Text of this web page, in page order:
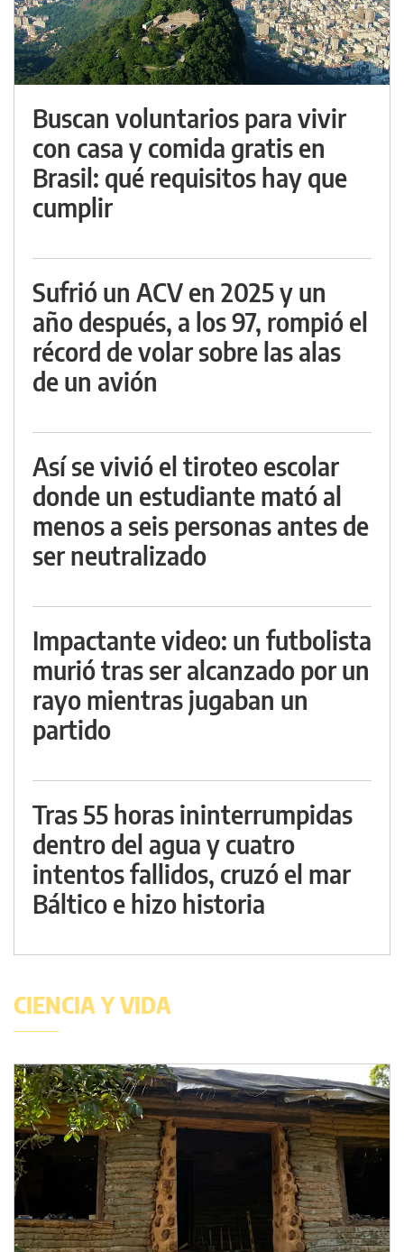
Buscan voluntarios para vivir
con casa y comida gratis en
Brasil: qué requisitos hay que
cumplir
Sufrió un ACV en 2025 y un
año después, a los 97, rompió el
récord de volar sobre las alas
de un avión
Así se vivió el tiroteo escolar
donde un estudiante mató al
menos a seis personas antes de
ser neutralizado
Impactante video: un futbolista
murió tras ser alcanzado por un
rayo mientras jugaban un
partido
Tras 55 horas ininterrumpidas
dentro del agua y cuatro
intentos fallidos, cruzó el mar
Báltico e hizo historia
CIENCIA Y VIDA